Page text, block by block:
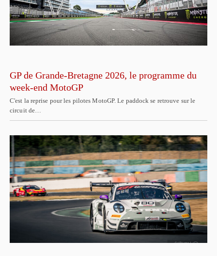
GP de Grande-Bretagne 2026, le programme du
week-end MotoGP
C'est la reprise pour les pilotes MotoGP. Le paddock se retrouve sur le
circuit de…